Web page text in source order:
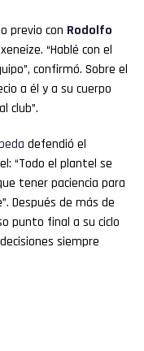
previo con Rodolfo
“Hablé con el
confirmó. Sobre el
a él y a su cuerpo
club”.
defendió el
“Todo el plantel se
tener paciencia para
Después de más de
punto final a su ciclo
siempre